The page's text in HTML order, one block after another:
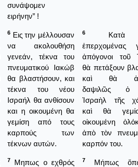
συνάψομεν
ειρήνην” !
6 Εις την μέλλουσαν
να ακολουθήση
γενεάν, τέκνα του
πνευματικού Ιακώβ
θα βλαστήσουν, και
τέκνα του νέου
Ισραήλ θα ανθίσουν
και η οικουμένη θα
γεμίση από τους
καρπούς των
τέκνων αυτών.
6
Κατὰ
ἐπερχομένας
ἀπόγονοι τοῦ
θὰ πετάξουν
καὶ θὰ
δαψιλῶς ὁ
Ἰσραὴλ τῆς
καὶ θὰ
οἰκουμένη
ἀπὸ τὸν
καρπόν του.
7
Μηπως ο εχθρός
7
Μήπως